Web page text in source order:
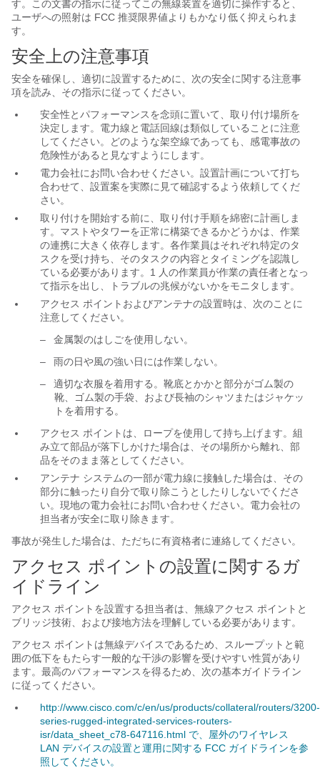
す。この文書の指示に従ってこの無線装置を適切に操作すると、
ユーザへの照射は FCC 推奨限界値よりもかなり低く抑えられま
す。
安全上の注意事項
安全を確保し、適切に設置するために、次の安全に関する注意事
項を読み、その指示に従ってください。
安全性とパフォーマンスを念頭に置いて、取り付け場所を
決定します。電力線と電話回線は類似していることに注意
してください。どのような架空線であっても、感電事故の
危険性があると見なすようにします。
電力会社にお問い合わせください。設置計画について打ち
合わせて、設置案を実際に見て確認するよう依頼してくだ
さい。
取り付けを開始する前に、取り付け手順を綿密に計画しま
す。マストやタワーを正常に構築できるかどうかは、作業
の連携に大きく依存します。各作業員はそれぞれ特定のタ
スクを受け持ち、そのタスクの内容とタイミングを認識し
ている必要があります。1 人の作業員が作業の責任者となっ
て指示を出し、トラブルの兆候がないかをモニタします。
アクセス ポイントおよびアンテナの設置時は、次のことに
注意してください。
–
金属製のはしごを使用しない。
–
雨の日や風の強い日には作業しない。
–
適切な衣服を着用する。靴底とかかと部分がゴム製の
靴、ゴム製の手袋、および長袖のシャツまたはジャケッ
トを着用する。
アクセス ポイントは、ロープを使用して持ち上げます。組
み立て部品が落下しかけた場合は、その場所から離れ、部
品をそのまま落としてください。
アンテナ システムの一部が電力線に接触した場合は、その
部分に触ったり自分で取り除こうとしたりしないでくださ
い。現地の電力会社にお問い合わせください。電力会社の
担当者が安全に取り除きます。
事故が発生した場合は、ただちに有資格者に連絡してください。
アクセス ポイントの設置に関する ガ
イドライン
アクセス ポイントを設置する担当者は、無線アクセス ポイントと
ブリッジ技術、および接地方法を理解している必要があります。
アクセス ポイントは無線デバイスであるため、スループットと範
囲の低下をもたらす一般的な干渉の影響を受けやすい性質があり
ます。最高のパフォーマンスを得るため、次の基本ガイドライン
に従ってください。
http://www.cisco.com/c/en/us/products/collateral/routers/3200-
series-rugged-integrated-services-routers-
isr/data_sheet_c78-647116.html で、屋外のワイヤレス
LAN デバイスの設置と運用に関する FCC ガイドラインを参
照してください。